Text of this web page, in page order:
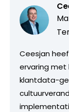
Ceesjan
ervaring
klantdata-